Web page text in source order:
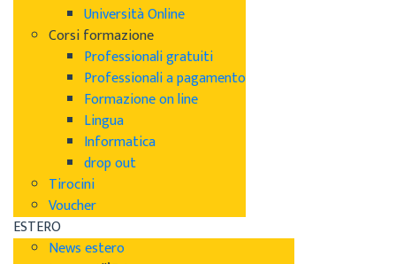
Università Online
Corsi formazione
Professionali gratuiti
Professionali a pagamento
Formazione on line
Lingua
Informatica
drop out
Tirocini
Voucher
ESTERO
News estero